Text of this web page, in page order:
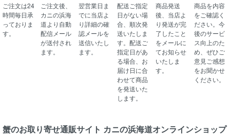
ご注文は24
時間毎日承
っておりま
す。
ご注文後、
カニの浜海
道より自動
配信メール
が送付され
ます。
翌営業日ま
でに当店よ
り詳細の確
認メールを
送信いたし
ます。
配送ご指定
日がない場
合、順次発
送いたしま
す。配送ご
指定日があ
る場合、お
届け日に合
わせて商品
を発送いた
します。
商品発送
後、当店よ
り発送が完
了したこと
をメールに
てお知らせ
いたしま
す。
商品を内容
をご確認く
ださい。今
後のサービ
ス向上のた
め、ぜひご
意見ご感想
をお聞かせ
ください。
蟹のお取り寄せ通販サイト カニの浜海道オンラインショップ